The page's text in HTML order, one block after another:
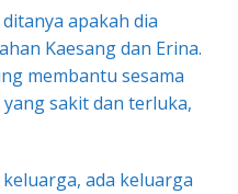
apakah dia
Kaesang dan Erina.
membantu sesama
sakit dan terluka,
ada keluarga